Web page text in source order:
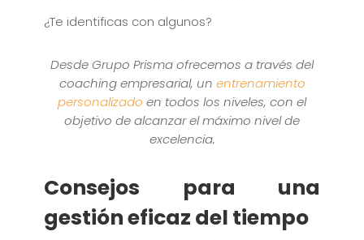
¿Te identificas con algunos?
Desde Grupo Prisma ofrecemos a través del
coaching empresarial, un entrenamiento
personalizado en todos los niveles, con el
objetivo de alcanzar el máximo nivel de
excelencia.
Consejos para una
gestión eficaz del tiempo